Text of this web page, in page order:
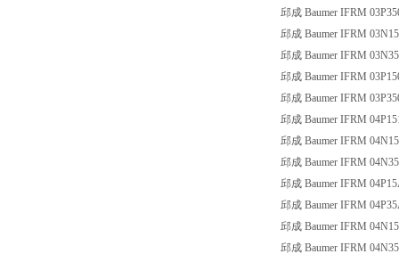
邱成 Baumer IFRM
邱成 Baumer IFRM
邱成 Baumer IFRM
邱成 Baumer IFRM
邱成 Baumer IFRM
邱成 Baumer IFRM
邱成 Baumer IFRM
邱成 Baumer IFRM
邱成 Baumer IFRM
邱成 Baumer IFRM
邱成 Baumer IFRM
邱成 Baumer IFRM